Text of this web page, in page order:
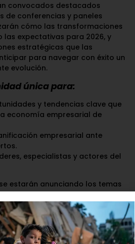
convocados destacados
de conferencias y paneles
cómo las transformaciones
expectativas para 2026, y
estratégicas que las
para navegar con éxito un
evolución.
única para:
y tendencias clave que
economía empresarial de
empresarial ante
especialistas y actores del
estarán anunciando los temas
analizando durante el